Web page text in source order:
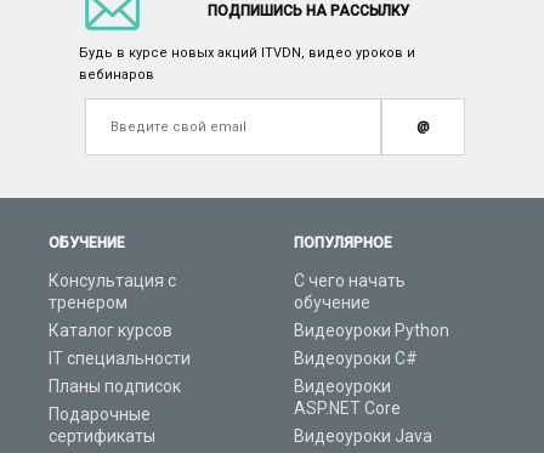
ОБУЧЕНИЕ
Консультация с
тренером
Каталог курсов
IT специальности
Планы подписок
Подарочные
сертификаты
ПОПУЛЯРНОЕ
С чего начать
обучение
Видеоуроки Python
Видеоуроки C#
Видеоуроки
ASP.NET Core
Видеоуроки Java
ПОДПИШИСЬ НА РАССЫЛКУ
Будь в курсе новых акций ITVDN, видео уроков и
вебинаров
@